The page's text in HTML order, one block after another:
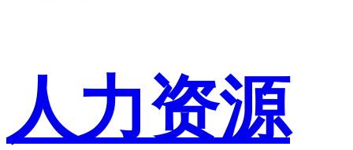
人力资源